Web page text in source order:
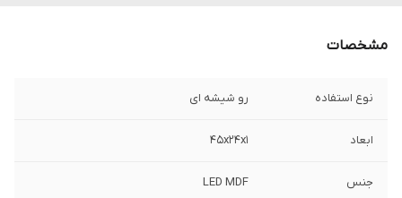
مشخصات
نوع استفاده رو شیشه ای
ابعاد 45x24x1
جنس LED MDF